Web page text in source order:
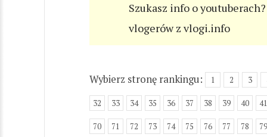
Szukasz info o
vlogerów z vlogi.info
Wybierz stronę rankingu: 1 2 3
32 33 34 35 36 37 38 39 40 41
70 71 72 73 74 75 76 77 78 79